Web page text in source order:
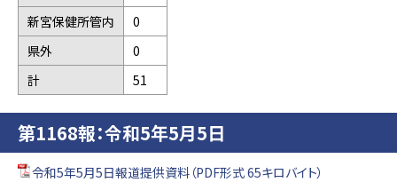
新宮保健所管内
0
県外
0
計
51
第1168報：令和5年5月5日
令和5年5月5日報道提供資料（PDF形式 65キロバイト）